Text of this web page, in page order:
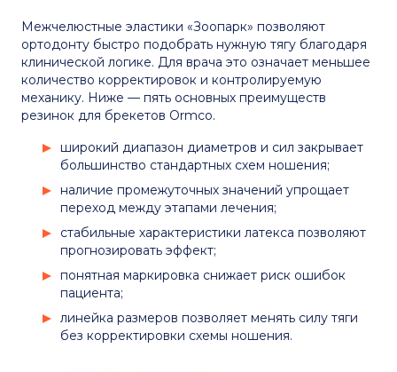
Межчелюстные эластики «Зоопарк» позволяют
ортодонту быстро подобрать нужную тягу благодаря
клинической логике. Для врача это означает меньшее
количество корректировок и контролируемую
механику. Ниже — пять основных преимуществ
резинок для брекетов Ormco.
широкий диапазон диаметров и сил закрывает
большинство стандартных схем ношения;
наличие промежуточных значений упрощает
переход между этапами лечения;
стабильные характеристики латекса позволяют
прогнозировать эффект;
понятная маркировка снижает риск ошибок
пациента;
линейка размеров позволяет менять силу тяги
без корректировки схемы ношения.